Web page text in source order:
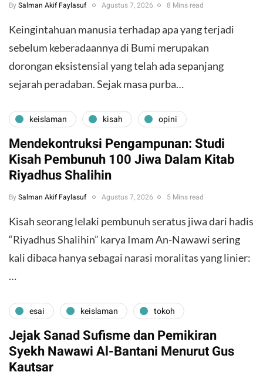
By Salman Akif Faylasuf Agustus 7, 2026 8 Mins read
Keingintahuan manusia terhadap apa yang terjadi
sebelum keberadaannya di Bumi merupakan
dorongan eksistensial yang telah ada sepanjang
sejarah peradaban. Sejak masa purba…
keislaman kisah opini
Mendekontruksi Pengampunan: Studi
Kisah Pembunuh 100 Jiwa Dalam Kitab
Riyadhus Shalihin
By Salman Akif Faylasuf Agustus 7, 2026 5 Mins read
Kisah seorang lelaki pembunuh seratus jiwa dari hadis
“Riyadhus Shalihin” karya Imam An-Nawawi sering
kali dibaca hanya sebagai narasi moralitas yang linier:
…
esai keislaman tokoh
Jejak Sanad Sufisme dan Pemikiran
Syekh Nawawi Al-Bantani Menurut Gus
Kautsar